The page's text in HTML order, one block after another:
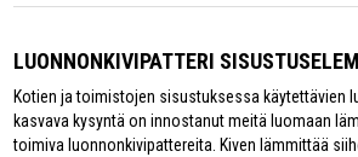
LUONNONKIVIPATTERI
Kotien ja toimistojen sisustuksessa käytettävien
kasvava kysyntä on innostanut meitä luomaan
toimiva luonnonkivipattereita. Kiven lämmittää